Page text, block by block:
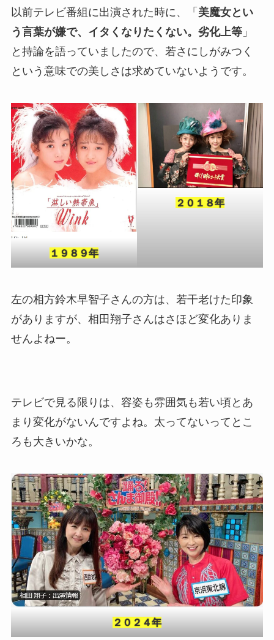
以前テレビ番組に出演された時に、「 美魔女とい
う言葉が嫌で、イタくなりたくない。劣化上等」
と持論を語っていましたので、若さにしがみつく
という意味での美しさは求めていないようです。
１９８９年
２０１８年
左の相方鈴木早智子さんの方は、若干老けた印象
がありますが、相田翔子さんはさほど変化ありま
せんよねー。
テレビで見る限りは、容姿も雰囲気も若い頃とあ
まり変化がないんですよね。太ってないってとこ
ろも大きいかな。
２０２４年